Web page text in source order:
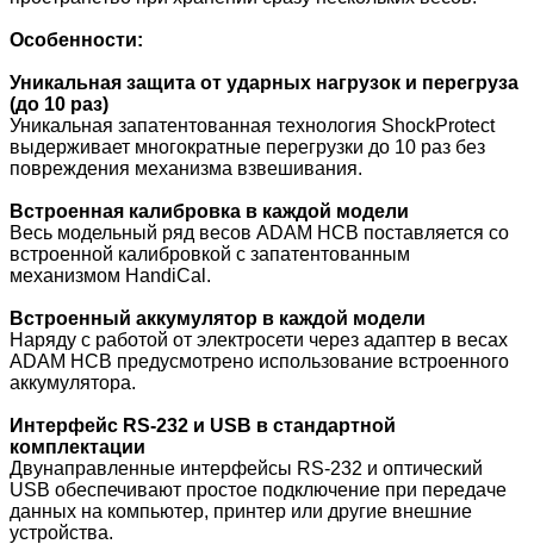
Особенности:
Уникальная защита от ударных нагрузок и перегруза
(до 10 раз)
Уникальная запатентованная технология ShockProtect
выдерживает многократные перегрузки до 10 раз без
повреждения механизма взвешивания.
Встроенная калибровка в каждой модели
Весь модельный ряд весов ADAM HCB поставляется со
встроенной калибровкой с запатентованным
механизмом HandiCal.
Встроенный аккумулятор в каждой модели
Наряду с работой от электросети через адаптер в весах
ADAM HCB предусмотрено использование встроенного
аккумулятора.
Интерфейс RS-232 и USB в стандартной
комплектации
Двунаправленные интерфейсы RS-232 и оптический
USB обеспечивают простое подключение при передаче
данных на компьютер, принтер или другие внешние
устройства.